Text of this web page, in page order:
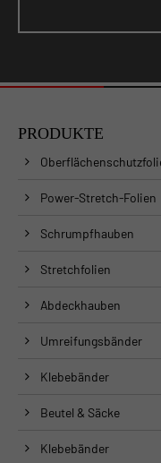
PRODUKTE
Power-Stretch-Folien
Schrumpfhauben
Stretchfolien
Abdeckhauben
Umreifungsbänder
Klebebänder
Beutel & Säcke
Klebebänder